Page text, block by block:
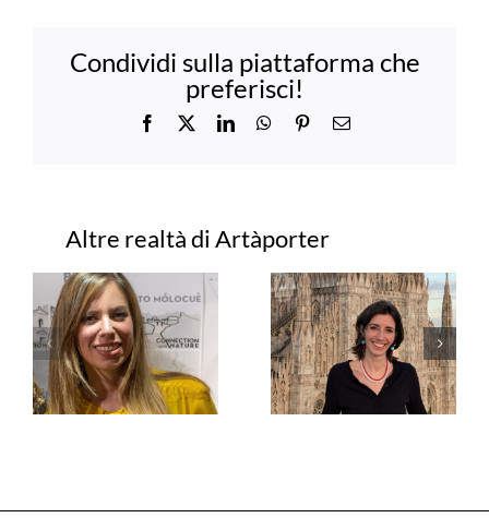
Condividi sulla piattaforma che
preferisci!
Facebook LinkedInWhatsApp
PinterestEmail
Progetti correlati